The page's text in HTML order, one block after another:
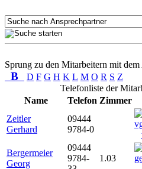
Sprung zu den Mitarbeitern mit dem
B D F G H K L M O R S Z
Telefonliste der
Name
Telefon Zimmer
Zeitler
Gerhard
09444
9784-0
Bergermeier
Georg
09444
9784-
1.03